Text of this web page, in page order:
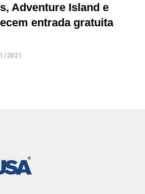
Adventure Island e
entrada gratuita
2021